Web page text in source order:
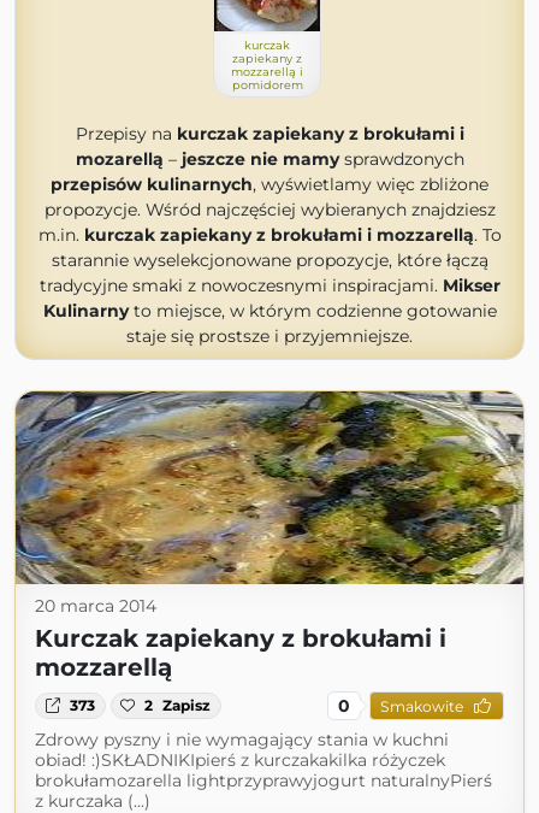
kurczak
zapiekany z
mozzarellą i
pomidorem
Przepisy na kurczak zapiekany z brokułami i
mozarellą – jeszcze nie mamysprawdzonych
przepisów kulinarnych, wyświetlamy więc zbliżone
propozycje. Wśród najczęściej wybieranych znajdziesz
m.in. kurczak zapiekany z brokułami i mozzarellą. To
starannie wyselekcjonowane propozycje, które łączą
tradycyjne smaki z nowoczesnymi inspiracjami. Mikser
Kulinarnyto miejsce, w którym codzienne gotowanie
staje się prostsze i przyjemniejsze.
20 marca 2014
Kurczak zapiekany z brokułami i
mozzarellą
373 2 Zapisz 0 Smakowite
Zdrowy pyszny i nie wymagający stania w kuchni
obiad! :)SKŁADNIKIpierś z kurczakakilka różyczek
brokułamozarella lightprzyprawyjogurt naturalnyPierś
z kurczaka (...)